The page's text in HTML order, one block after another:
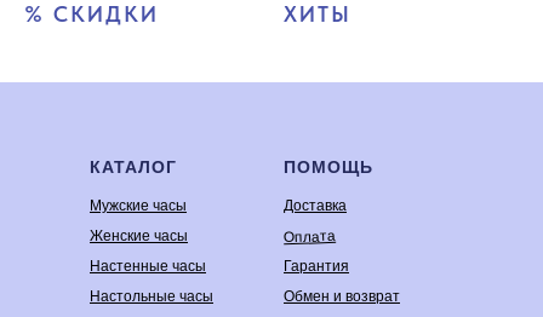
% СКИДКИ ХИТЫ
КАТАЛОГ
Мужские часы
Женские часы
Настенные часы
Настольные часы
ПОМОЩЬ
Доставка
Оплата
Гарантия
Обмен и возврат